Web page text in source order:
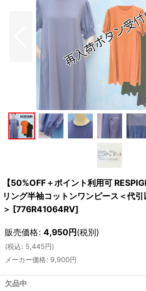
【50%OFF＋ポイント利用可
リング半袖コットンワンピース＜代
＞ [776R41064RV]
販売価格: 4,950円(税別)
(税込: 5,445円)
メーカー価格: 9,900円
欠品中